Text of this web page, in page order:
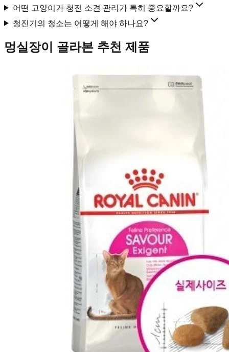
어떤 고양이가 청진 소견 관리가 특히 중요할까요?
청진기의 청소는 어떻게 해야 하나요?
멍실장이 골라본 추천 제품